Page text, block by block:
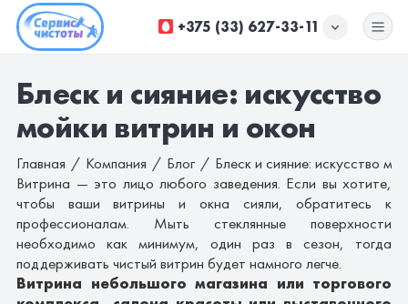
УБОРКА ОФИСОВ
УБОРКА ПОМЕЩЕНИЙ
ХИМЧИСТКА
ДОП. УСЛУГИ
КОМПАНИЯ
ЦЕНЫ
+375 (33) 627-33-11
Блеск и сияние: искусство
мойки витрин и окон
Главная Компания Блог
Блеск и сияние: искусство
Витрина — это лицо любого заведения. Если вы хотите,
чтобы ваши витрины и окна сияли,обратитесь к
профессионалам. Мыть стеклянные поверхности
необходимо как минимум, один раз в сезон, тогда
поддерживать чистый витрин будет намного легче.
Витрина небольшого магазина или торгового